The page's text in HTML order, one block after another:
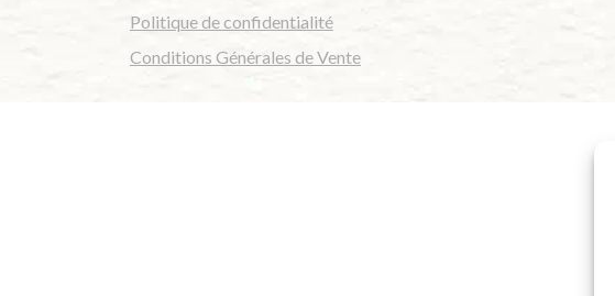
Politique de confidentialité
Conditions Générales de Vente